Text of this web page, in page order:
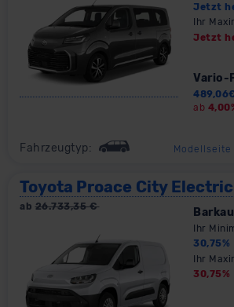
Jetzt
Ihr
Jetzt
Vario-
489,06
ab
Fahrzeugtyp:
Toyota Proace City Electric
ab 26.733,35€
Ihr
30,75%
Ihr
30,75%